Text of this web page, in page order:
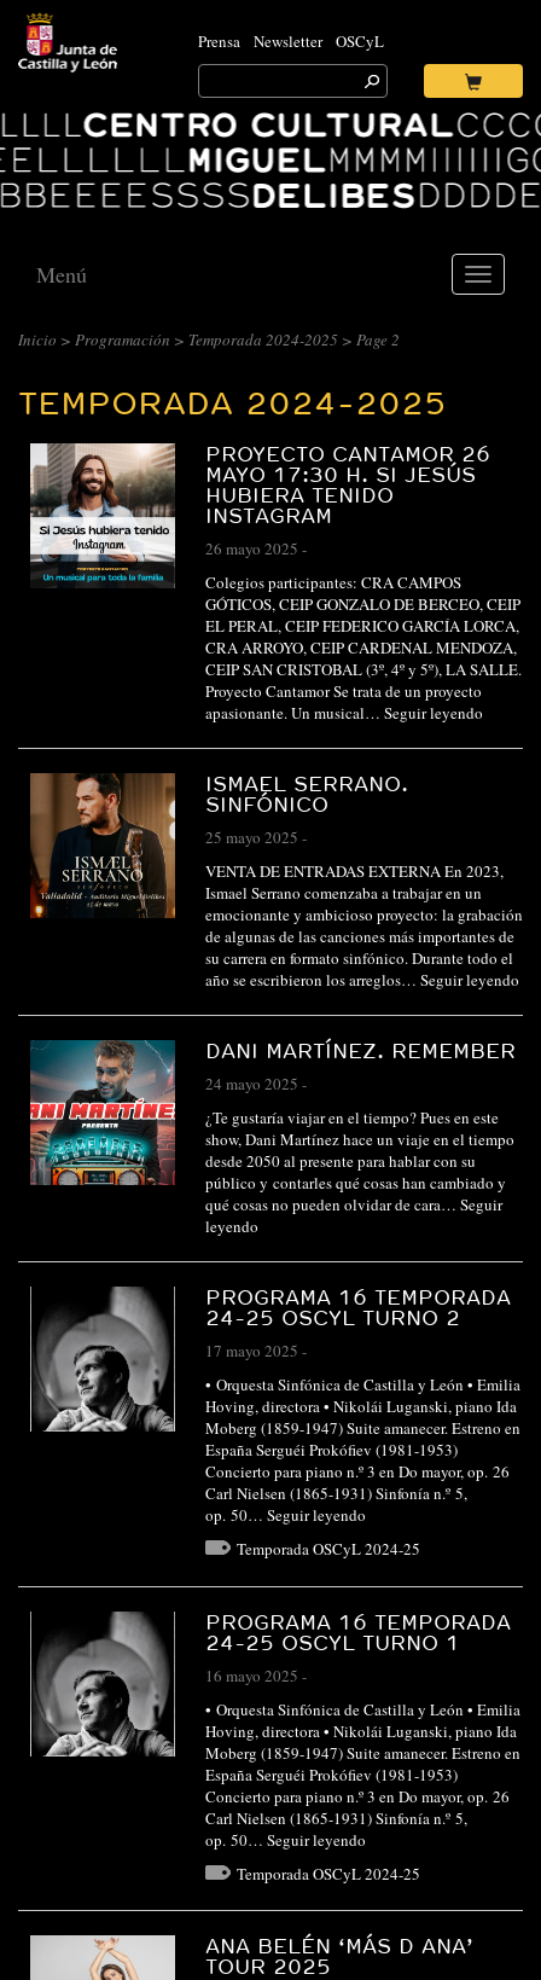
Prensa Newsletter OSCyL
Search
for:
Ok
Centro
Cultural
Miguel
Delibes
Toggle
Menú
CENTRO
MIGUEL
DELIBES
::
ARCHIVO
Inicio > Programación > Temporada 2024-2025 > Page 2
TEMPORADA 2024-2025
PROYECTO CANTAMOR 26
MAYO 17:30 H. SI JESÚS
HUBIERA TENIDO
INSTAGRAM
26 mayo 2025 -
Colegios participantes: CRA CAMPOS
GÓTICOS, CEIP GONZALO DE BERCEO, CEIP
EL PERAL, CEIP FEDERICO GARCÍA LORCA,
CRA ARROYO, CEIP CARDENAL MENDOZA,
CEIP SAN CRISTOBAL (3º, 4º y 5º), LA SALLE.
Proyecto Cantamor Se trata de un proyecto
apasionante. Un musical… Seguir leyendo
ISMAEL SERRANO.
SINFÓNICO
25 mayo 2025 -
VENTA DE ENTRADAS EXTERNA En 2023,
Ismael Serrano comenzaba a trabajar en un
emocionante y ambicioso proyecto: la grabación
de algunas de las canciones más importantes de
su carrera en formato sinfónico. Durante todo el
año se escribieron los arreglos… Seguir leyendo
DANI MARTÍNEZ. REMEMBER
24 mayo 2025 -
¿Te gustaría viajar en el tiempo? Pues en este
show, Dani Martínez hace un viaje en el tiempo
desde 2050 al presente para hablar con su
público y contarles qué cosas han cambiado y
qué cosas no pueden olvidar de cara… Seguir
leyendo
PROGRAMA 16 TEMPORADA
24-25 OSCYL TURNO 2
17 mayo 2025 -
• Orquesta Sinfónica de Castilla y León • Emilia
Hoving, directora • Nikolái Luganski, piano Ida
Moberg (1859-1947) Suite amanecer. Estreno en
España Serguéi Prokófiev (1981-1953)
Concierto para piano n.º 3 en Do mayor, op. 26
Carl Nielsen (1865-1931) Sinfonía n.º 5,
op. 50… Seguir leyendo
Temporada OSCyL 2024-25
PROGRAMA 16 TEMPORADA
24-25 OSCYL TURNO 1
16 mayo 2025 -
• Orquesta Sinfónica de Castilla y León • Emilia
Hoving, directora • Nikolái Luganski, piano Ida
Moberg (1859-1947) Suite amanecer. Estreno en
España Serguéi Prokófiev (1981-1953)
Concierto para piano n.º 3 en Do mayor, op. 26
Carl Nielsen (1865-1931) Sinfonía n.º 5,
op. 50… Seguir leyendo
Temporada OSCyL 2024-25
ANA BELÉN ‘MÁS D ANA’
TOUR 2025